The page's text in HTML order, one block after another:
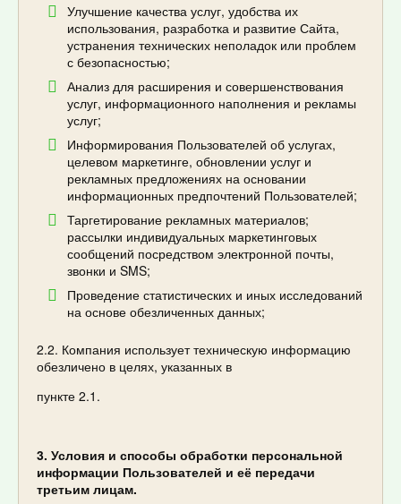
Улучшение качества услуг, удобства их
использования, разработка и развитие Сайта,
устранения технических неполадок или проблем
с безопасностью;
Анализ для расширения и совершенствования
услуг, информационного наполнения и рекламы
услуг;
Информирования Пользователей об услугах,
целевом маркетинге, обновлении услуг и
рекламных предложениях на основании
информационных предпочтений Пользователей;
Таргетирование рекламных материалов;
рассылки индивидуальных маркетинговых
сообщений посредством электронной почты,
звонки и SMS;
Проведение статистических и иных исследований
на основе обезличенных данных;
2.2. Компания использует техническую информацию
обезличено в целях, указанных в
пункте 2.1.
3. Условия и способы обработки персональной
информации Пользователей и её передачи
третьим лицам.